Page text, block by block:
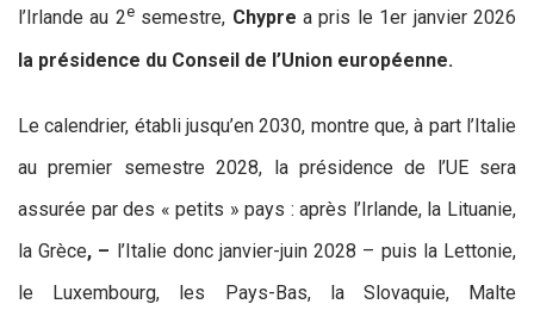
l’Irlande au 2esemestre, Chypre a pris le 1er janvier 2026
la présidence du Conseil de l’Union européenne.
Le calendrier, établi jusqu’en 2030, montre que, à part l’Italie
au premier semestre 2028, la présidence de l’UE sera
assurée par des « petits » pays : après l’Irlande, la Lituanie,
la Grèce, – l’Italie donc janvier-juin 2028 – puis la Lettonie,
le Luxembourg, les Pays-Bas, la Slovaquie, Malte